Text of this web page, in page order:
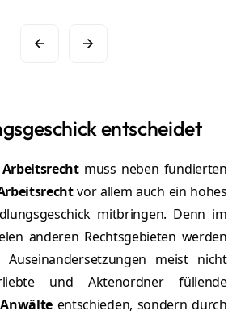
Zolker
entscheidet
muss neben fundierten
vor allem auch ein hohes
mitbringen. Denn im
anderen Rechtsgebieten werden
Auseinandersetzungen meist nicht
und Aktenordner füllende
Anwälteentschieden, sondern durch